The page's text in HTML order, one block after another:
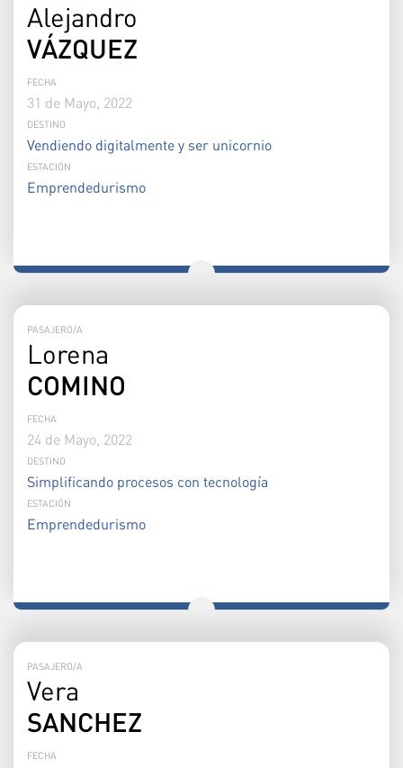
Alejandro
VÁZQUEZ
FECHA
31 de Mayo, 2022
DESTINO
Vendiendo digitalmente y ser unicornio
ESTACIÓN
Emprendedurismo
PASAJERO/A
Lorena
COMINO
FECHA
24 de Mayo, 2022
DESTINO
Simplificando procesos con tecnología
ESTACIÓN
Emprendedurismo
PASAJERO/A
Vera
SANCHEZ
FECHA